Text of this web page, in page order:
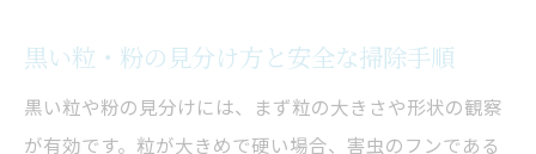
黒い粒・粉の見分け方と安全な掃除手順
黒い粒や粉の見分けには、まず粒の大きさや形状の観察
が有効です。粒が大きめで硬い場合、害虫のフンである